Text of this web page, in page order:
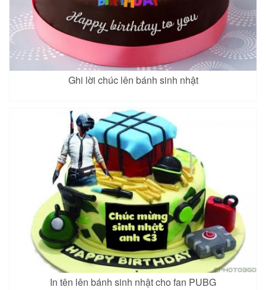
Ghi lời chúc lên bánh sinh nhật
In tên lên bánh sinh nhật cho fan PUBG